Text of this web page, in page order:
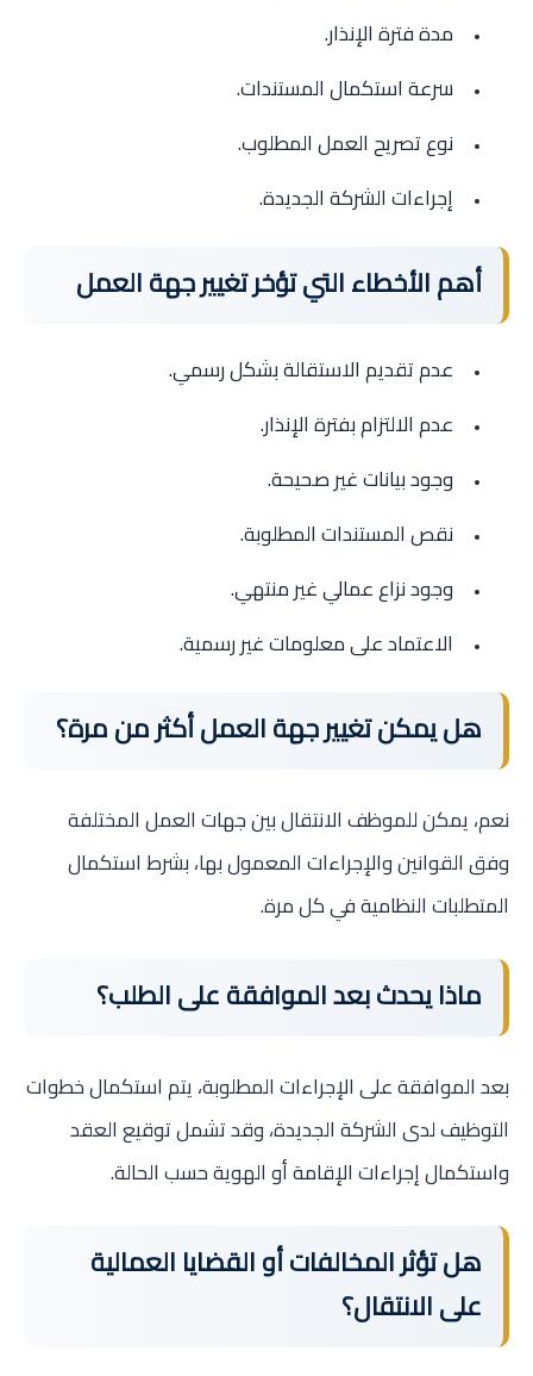
مدة فترة الإنذار.
سرعة استكمال المستندات.
نوع تصريح العمل المطلوب.
إجراءات الشركة الجديدة.
أهم الأخطاء التي تؤخر تغيير جهة العمل
عدم تقديم الاستقالة بشكل رسمي.
عدم الالتزام بفترة الإنذار.
وجود بيانات غير صحيحة.
نقص المستندات المطلوبة.
وجود نزاع عمالي غير منتهي.
الاعتماد على معلومات غير رسمية.
هل يمكن تغيير جهة العمل أكثر من مرة؟
نعم، يمكن للموظف الانتقال بين جهات العمل المختلفة
وفق القوانين والإجراءات المعمول بها، بشرط استكمال
المتطلبات النظامية في كل مرة.
ماذا يحدث بعد الموافقة على الطلب؟
بعد الموافقة على الإجراءات المطلوبة، يتم استكمال خطوات
التوظيف لدى الشركة الجديدة، وقد تشمل توقيع العقد
واستكمال إجراءات الإقامة أو الهوية حسب الحالة.
هل تؤثر المخالفات أو القضايا العمالية
على الانتقال؟